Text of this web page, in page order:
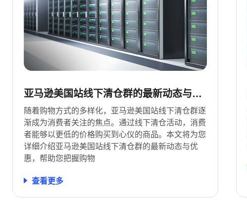
亚马逊美国站线下清仓群的最新动态与优
惠
随着购物方式的多样化，亚马逊美国站线下清仓群逐
渐成为消费者关注的焦点。通过线下清仓活动，消费
者能够以更低的价格购买到心仪的商品。本文将为您
详细介绍亚马逊美国站线下清仓群的最新动态与优
惠，帮助您把握购物
查看更多